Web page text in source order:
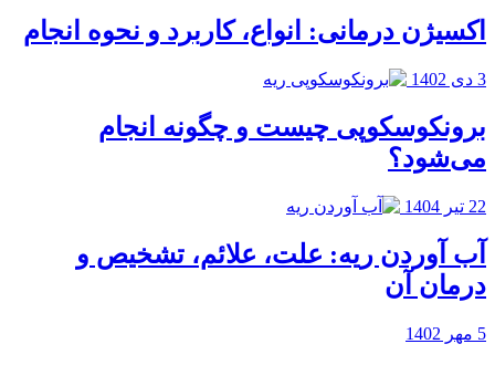
اکسیژن درمانی: انواع، کاربرد و نحوه انجام
3 دی 1402
برونکوسکوپی چیست و چگونه انجام
می‌شود؟
22 تیر 1404
آب آوردن ریه: علت،‌ علائم، تشخیص و
درمان آن
5 مهر 1402